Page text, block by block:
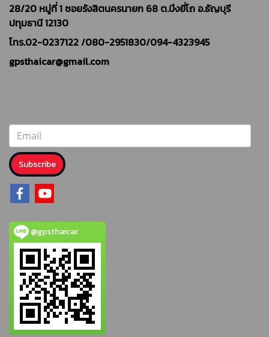
28/20 หมู่ที่ 1 ซอยรังสิตนครนายก 68 ต.บึงยี่โถ อ.ธัญบุรี
ปทุมธานี 12130
โทร.02-0237122 /080-2951830/094-4323945
gpsthaicar@gmail.com
Subscribe
@gpsthaicar